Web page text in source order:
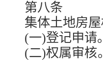
第八条
集体土地房
(一)登记申请
(二)权属审核